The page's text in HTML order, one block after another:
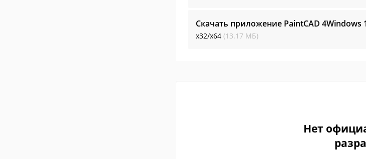
Скачать приложение PaintCAD 4Windows
x32/x64 (13.17 МБ)
Нет